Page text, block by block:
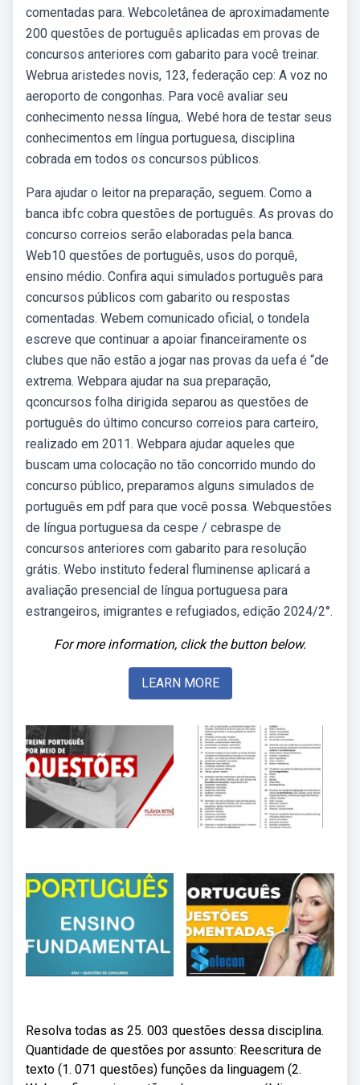
comentadas para. Webcoletânea de aproximadamente
200 questões de português aplicadas em provas de
concursos anteriores com gabarito para você treinar.
Webrua aristedes novis, 123, federação cep: A voz no
aeroporto de congonhas. Para você avaliar seu
conhecimento nessa língua,. Webé hora de testar seus
conhecimentos em língua portuguesa, disciplina
cobrada em todos os concursos públicos.
Para ajudar o leitor na preparação, seguem. Como a
banca ibfc cobra questões de português. As provas do
concurso correios serão elaboradas pela banca.
Web10 questões de português, usos do porquê,
ensino médio. Confira aqui simulados português para
concursos públicos com gabarito ou respostas
comentadas. Webem comunicado oficial, o tondela
escreve que continuar a apoiar financeiramente os
clubes que não estão a jogar nas provas da uefa é “de
extrema. Webpara ajudar na sua preparação,
qconcursos folha dirigida separou as questões de
português do último concurso correios para carteiro,
realizado em 2011. Webpara ajudar aqueles que
buscam uma colocação no tão concorrido mundo do
concurso público, preparamos alguns simulados de
português em pdf para que você possa. Webquestões
de língua portuguesa da cespe / cebraspe de
concursos anteriores com gabarito para resolução
grátis. Webo instituto federal fluminense aplicará a
avaliação presencial de língua portuguesa para
estrangeiros, imigrantes e refugiados, edição 2024/2°.
For more information, click the button below.
LEARN MORE
Resolva todas as 25. 003 questões dessa disciplina.
Quantidade de questões por assunto: Reescritura de
texto (1. 071 questões) funções da linguagem (2.